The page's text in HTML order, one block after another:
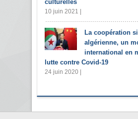
culturelles
10 juin 2021 |
La coopération
algérienne, un
international en
lutte contre Covid-19
24 juin 2020 |